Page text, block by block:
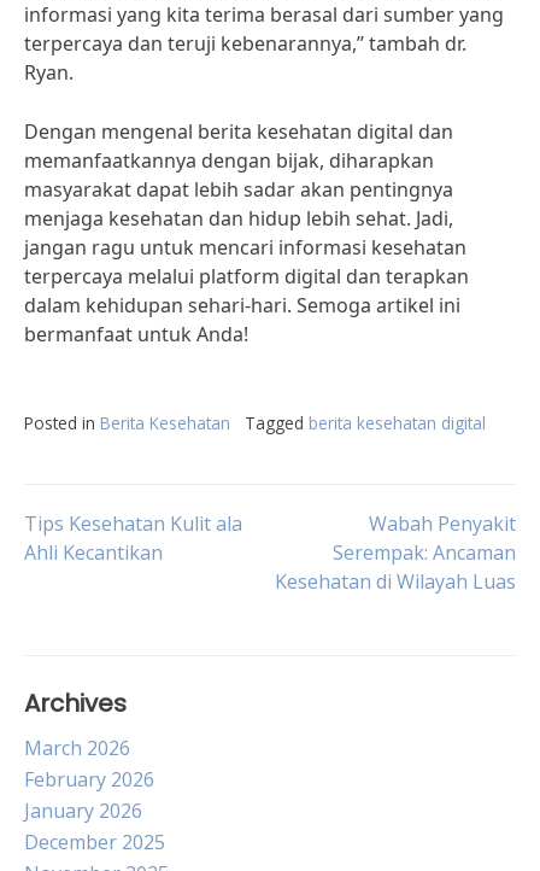
informasi yang kita terima berasal dari sumber yang
terpercaya dan teruji kebenarannya,” tambah dr.
Ryan.
Dengan mengenal berita kesehatan digital dan
memanfaatkannya dengan bijak, diharapkan
masyarakat dapat lebih sadar akan pentingnya
menjaga kesehatan dan hidup lebih sehat. Jadi,
jangan ragu untuk mencari informasi kesehatan
terpercaya melalui platform digital dan terapkan
dalam kehidupan sehari-hari. Semoga artikel ini
bermanfaat untuk Anda!
Posted in Berita Kesehatan Tagged berita kesehatan digital
Post
Tips Kesehatan Kulit ala
Ahli Kecantikan
Wabah Penyakit
Serempak: Ancaman
Kesehatan di Wilayah Luas
Archives
March 2026
February 2026
January 2026
December 2025